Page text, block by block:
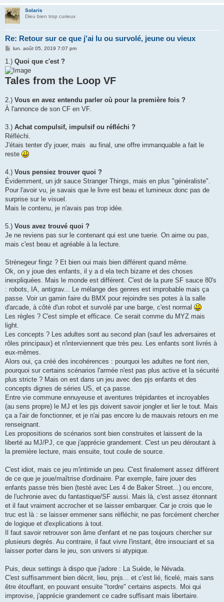
Solaris
Dieu bien trop curieux
Re: Retour sur ce que j'ai lu ou survolé, jeune ou vieux
M
s
s
a
g
e
lun. août 05, 2019 7:07 pm
1.) Quoi que c'est ?
Tales from the Loop VF
2.) Vous en avez entendu parler où pour la première fois ?
À l'annonce de son CF en VF.
3.) Achat compulsif, impulsif ou réfléchi ?
Réfléchi.
J'étais tenter d'y jouer, mais au final, une offre immanquable a fait le
reste
4.) Vous pensiez trouver quoi ?
Évidemment, un jdr sauce Stranger Things, mais en plus "généraliste".
Pour l'avoir vu, je savais que le livre est beau et lumineux donc pas de
surprise sur le visuel.
Mais le contenu, je n'avais pas trop idée.
5.) Vous avez trouvé quoi ?
Je ne reviens pas sur le contenant qui est une tuerie. On aime ou pas,
mais c'est beau et agréable à la lecture.
Strènegeur fingz ? Et bien oui mais bien différent quand même.
Ok, on y joue des enfants, il y a d ela tech bizarre et des choses
inexpliquées. Mais le monde est différent. C'est de la pure SF sauce 80's
: robots, IA, antigrav... Le mélange des genres est improbable mais ça
passe. Voir un gamin faire du BMX pour rejoindre ses potes à la salle
d'arcade, à côté d'un robot et survolé par une barge, c'est normal
Les règles ? C'est simple et efficace. Ce serait comme du MYZ mais
light.
Les concepts ? Les adultes sont au second plan (sauf les adversaires et
rôles principaux) et n'interviennent que très peu. Les enfants sont livrés à
eux-mêmes.
Alors oui, ça créé des incohérences : pourquoi les adultes ne font rien,
pourquoi sur certains scénarios l'armée n'est pas plus active et la sécurité
plus stricte ? Mais on est dans un jeu avec des pjs enfants et des
concepts dignes de séries US, et ça passe.
Entre vie commune ennuyeuse et aventures trépidantes et incroyables
(au sens propre) le MJ et les pjs doivent savoir jongler et lier le tout. Mais
ça a l'air de fonctionner, et je n'ai pas encore lu de mauvais retours en me
renseignant.
Les propositions de scénarios sont bien construites et laissent de la
liberté au MJ/PJ, ce que j'apprécie grandement. C'est un peu déroutant à
la première lecture, mais ensuite, tout coule de source.
C'est idiot, mais ce jeu m'intimide un peu. C'est finalement assez différent
de ce que je joue/maîtrise d'ordinaire. Par exemple, faire jouer des
enfants passe très bien (testé avec Les 4 de Baker Street...) ou encore,
de l'uchronie avec du fantastique/SF aussi. Mais là, c'est assez étonnant
et il faut vraiment accrocher et se laisser embarquer. Car je crois que le
truc est là : se laisser emmener sans réfléchir, ne pas forcément chercher
de logique et d'explications à tout.
Il faut savoir retrouver son âme d'enfant et ne pas toujours chercher sur
plusieurs degrés. Au contraire, il faut vivre l'instant, être insouciant et sa
laisser porter dans le jeu, son univers si atypique.
Puis, deux settings à dispo que j'adore : La Suède, le Névada.
C'est suffisamment bien décrit, lieu, pnjs... et c'est lié, ficelé, mais sans
être étouffant, en pouvant ensuite "tordre" certains aspects. Moi qui
improvise, j'apprécie grandement ce cadre suffisant mais libertaire.